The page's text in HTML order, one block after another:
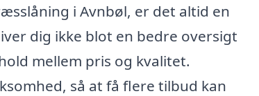
i Avnbøl, er det altid en
dig ikke blot en bedre oversigt
mellem pris og kvalitet.
så at få flere tilbud kan